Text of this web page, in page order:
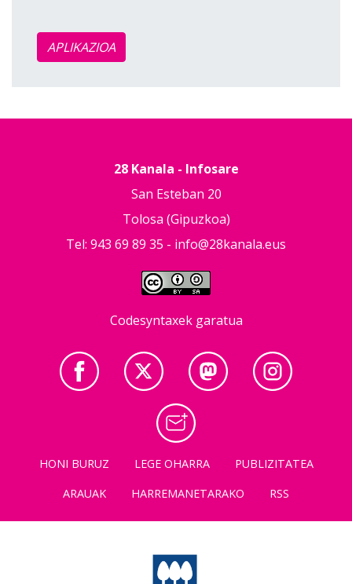
APLIKAZIOA
28 Kanala - Infosare
San Esteban 20
Tolosa (Gipuzkoa)
Tel: 943 69 89 35 - info@28kanala.eus
Codesyntaxek garatua
HONI BURUZ LEGE OHARRA
PUBLIZITATEA
ARAUAK
HARREMANETARAKO RSS